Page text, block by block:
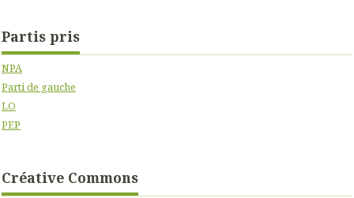
Partis pris
NPA
Parti de gauche
LO
PEP
Créative Commons